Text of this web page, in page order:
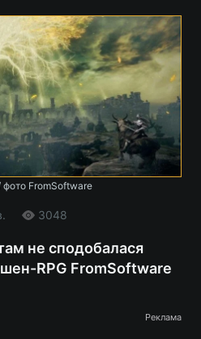
фото FromSoftware
3048
не сподобалася
RPG FromSoftware
Реклама